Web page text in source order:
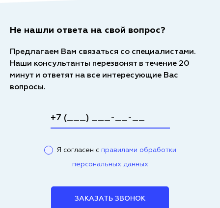
Не нашли ответа на свой вопрос?
Предлагаем Вам связаться со специалистами.
Наши консультанты перезвонят в течение 20
минут и ответят на все интересующие Вас
вопросы.
Я согласен с правилами обработки
персональных данных
ЗАКАЗАТЬ ЗВОНОК